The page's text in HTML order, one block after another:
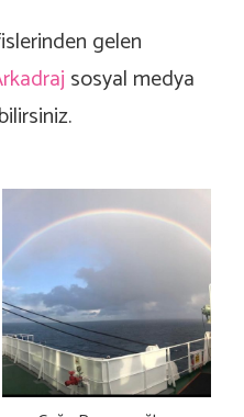
gelen
sosyal medya